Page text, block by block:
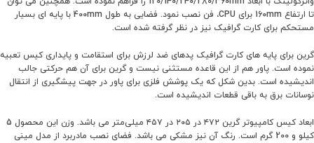
تا ارتفاع 160mm برای CPU، فن نصب نمود. فضایی به طول 400mm با پایه ای بسیار
مستحکم برای کارت گرافیک نیز در نظر گرفته شده است.
گرین برای پایه های کارت گرافیک پدهای ضد لرزش برای استقامت و پایداری کیس تعبیه
نموده است. پاور هم از این قاعده مستثنی نیست و گرین برای آن هم حرکتی جالب
اندیشیده است. بدین شکل که یک پوشش فلزی برای پاور در جهت پیشگیری از انتقال
نوسانات برق به باقی قطعات اندیشیده است.
ابعاد کیس کامپیوتر گرین ۴۷۲ در ۲۰۵ در ۴۵۷ میلی‌متر می باشد. وزن این محصول 5
کیلو و 200 گرم است. رنگ آن نیز مشکی می باشد. فضای نصب مادربرد از مدل مینی